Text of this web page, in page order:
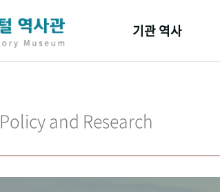
기관 역사
기관 변천사
Policy and Research